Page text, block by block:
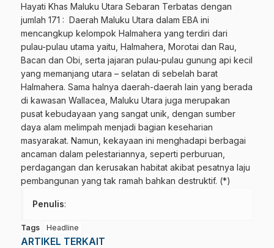
Hayati Khas Maluku Utara Sebaran Terbatas dengan
jumlah 171 : Daerah Maluku Utara dalam EBA ini
mencangkup kelompok Halmahera yang terdiri dari
pulau-pulau utama yaitu, Halmahera, Morotai dan Rau,
Bacan dan Obi, serta jajaran pulau-pulau gunung api kecil
yang memanjang utara – selatan di sebelah barat
Halmahera. Sama halnya daerah-daerah lain yang berada
di kawasan Wallacea, Maluku Utara juga merupakan
pusat kebudayaan yang sangat unik, dengan sumber
daya alam melimpah menjadi bagian keseharian
masyarakat. Namun, kekayaan ini menghadapi berbagai
ancaman dalam pelestariannya, seperti perburuan,
perdagangan dan kerusakan habitat akibat pesatnya laju
pembangunan yang tak ramah bahkan destruktif. (*)
Penulis:
Tags Headline
ARTIKEL TERKAIT